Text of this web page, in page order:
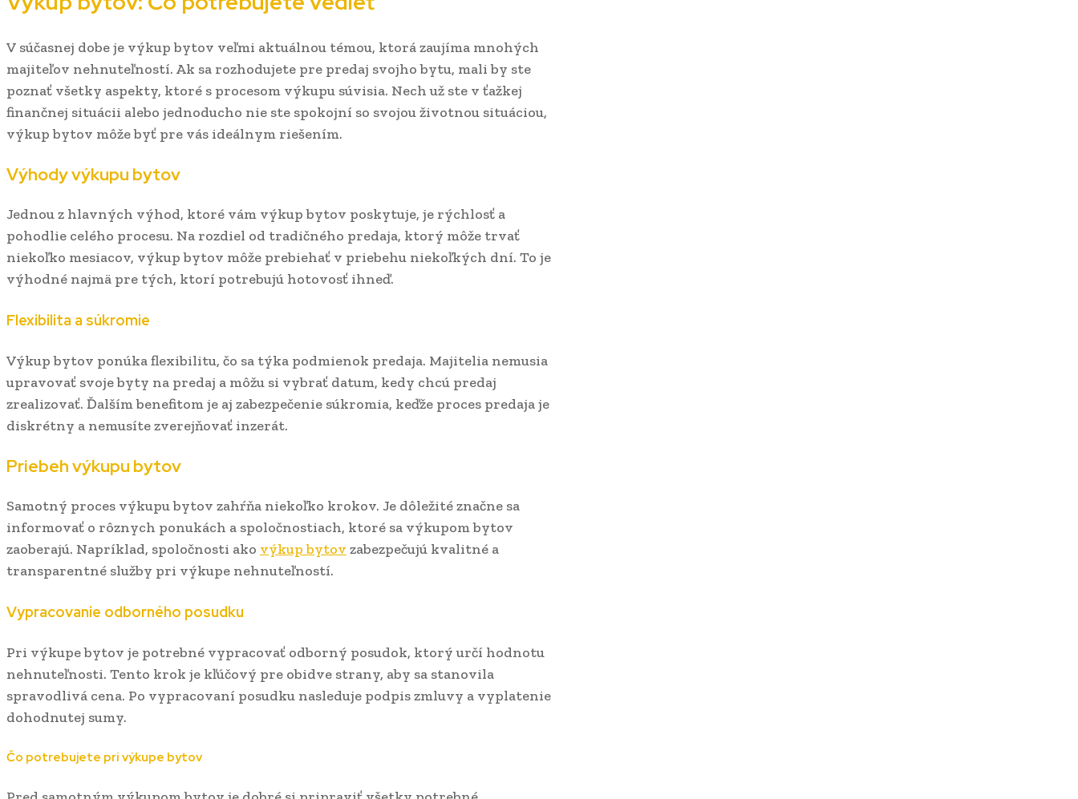
V súčasnej dobe je výkup bytov veľmi aktuálnou témou, ktorá zaujíma mnohých
majiteľov nehnuteľností. Ak sa rozhodujete pre predaj svojho bytu, mali by ste
poznať všetky aspekty, ktoré s procesom výkupu súvisia. Nech už ste v ťažkej
finančnej situácii alebo jednoducho nie ste spokojní so svojou životnou situáciou,
výkup bytov môže byť pre vás ideálnym riešením.
Výhody výkupu bytov
Jednou z hlavných výhod, ktoré vám výkup bytov poskytuje, je rýchlosť a
pohodlie celého procesu. Na rozdiel od tradičného predaja, ktorý môže trvať
niekoľko mesiacov, výkup bytov môže prebiehať v priebehu niekoľkých dní. To je
výhodné najmä pre tých, ktorí potrebujú hotovosť ihneď.
Flexibilita a súkromie
Výkup bytov ponúka flexibilitu, čo sa týka podmienok predaja. Majitelia nemusia
upravovať svoje byty na predaj a môžu si vybrať datum, kedy chcú predaj
zrealizovať. Ďalším benefitom je aj zabezpečenie súkromia, keďže proces predaja je
diskrétny a nemusíte zverejňovať inzerát.
Priebeh výkupu bytov
Samotný proces výkupu bytov zahŕňa niekoľko krokov. Je dôležité značne sa
informovať o rôznych ponukách a spoločnostiach, ktoré sa výkupom bytov
zaoberajú. Napríklad, spoločnosti ako výkup bytov zabezpečujú kvalitné a
transparentné služby pri výkupe nehnuteľností.
Vypracovanie odborného posudku
Pri výkupe bytov je potrebné vypracovať odborný posudok, ktorý určí hodnotu
nehnuteľnosti. Tento krok je kľúčový pre obidve strany, aby sa stanovila
spravodlivá cena. Po vypracovaní posudku nasleduje podpis zmluvy a vyplatenie
dohodnutej sumy.
Čo potrebujete pri výkupe bytov